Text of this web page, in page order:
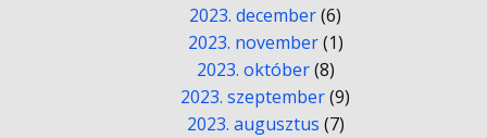
2023. december(6)
2023. november(1)
2023. október(8)
2023. szeptember(9)
2023. augusztus (7)